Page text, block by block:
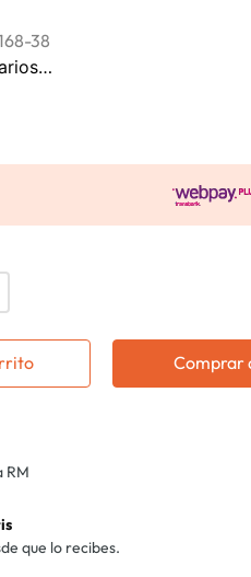
38
Comprar
RM
que lo recibes.